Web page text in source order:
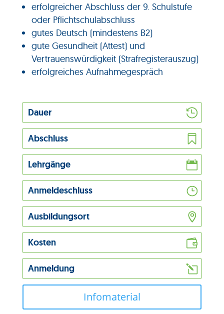
erfolgreicher Abschluss der 9. Schulstufe
oder Pflichtschulabschluss
gutes Deutsch (mindestens B2)
gute Gesundheit (Attest) und
Vertrauenswürdigkeit (Strafregisterauszug)
erfolgreiches Aufnahmegespräch
Dauer
Abschluss
Lehrgänge
Anmeldeschluss
Ausbildungsort
Kosten
Anmeldung
Infomaterial